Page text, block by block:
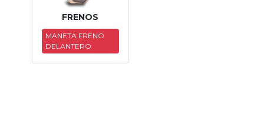
Motores
Usados
Tasaciones
FRENOS
MANETA FRENO
DELANTERO